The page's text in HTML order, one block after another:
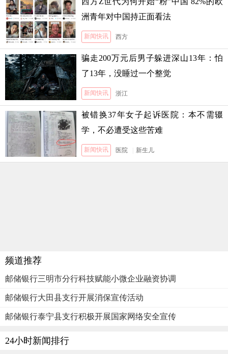
洲青年对中国持正面看法
新闻快讯 西方
骗走200万元后男子躲进深山13年：怕
了13年，没睡过一个整觉
新闻快讯 浙江
被错换37年女子起诉医院：本不需辍
学，不必遭受这些苦难
新闻快讯 医院 新生儿
频道推荐
邮储银行三明市分行科技赋能小微企业融资协调
邮储银行大田县支行开展消保宣传活动
邮储银行泰宁县支行积极开展国家网络安全宣传
24小时新闻排行